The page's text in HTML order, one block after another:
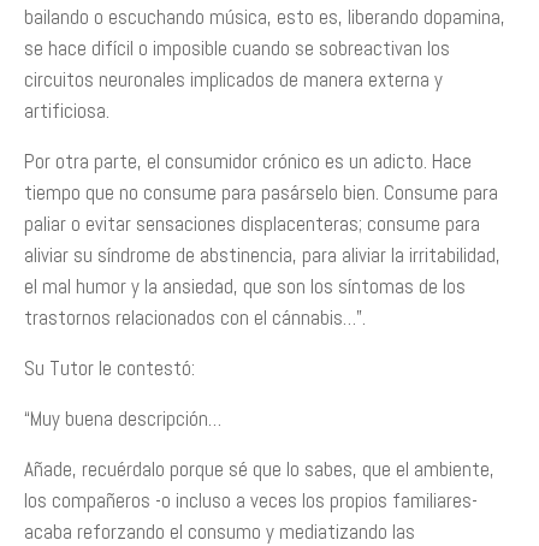
bailando o escuchando música, esto es, liberando dopamina,
se hace difícil o imposible cuando se sobreactivan los
circuitos neuronales implicados de manera externa y
artificiosa.
Por otra parte, el consumidor crónico es un adicto. Hace
tiempo que no consume para pasárselo bien. Consume para
paliar o evitar sensaciones displacenteras; consume para
aliviar su síndrome de abstinencia, para aliviar la irritabilidad,
el mal humor y la ansiedad, que son los síntomas de los
trastornos relacionados con el cánnabis…”.
Su Tutor le contestó:
“Muy buena descripción…
Añade, recuérdalo porque sé que lo sabes, que el ambiente,
los compañeros -o incluso a veces los propios familiares-
acaba reforzando el consumo y mediatizando las